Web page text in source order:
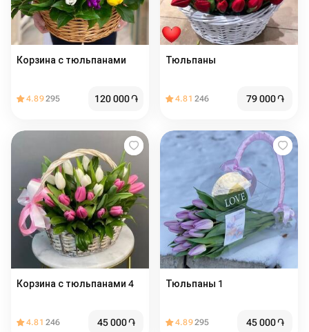
Корзина с тюльпанами
4.89295 120 000֏
Тюльпаны
4.81 246 79 000֏
Корзина с тюльпанами 4
4.81 246 45 000֏
Тюльпаны 1
4.89295 45 000֏